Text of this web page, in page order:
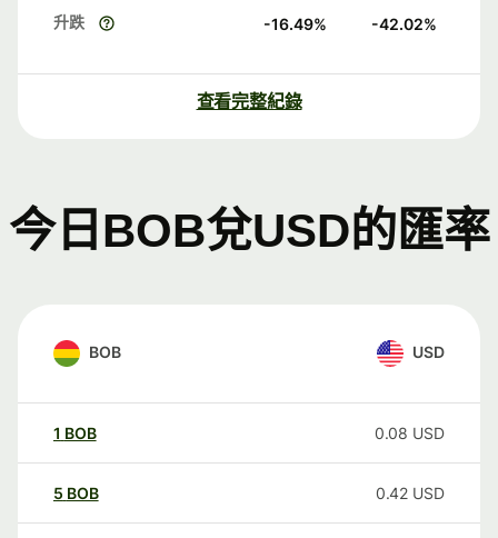
升跌 -16.49% -42.02%
查看完整紀錄
今日BOB兌USD的匯率
BOB USD
1 BOB 0.08 USD
5 BOB 0.42 USD